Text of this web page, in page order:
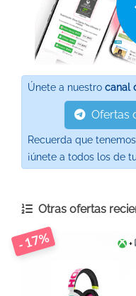
Únete a nuestro canal
Ofertas
Recuerda que
¡únete a todos los de
Otras ofertas
- 17% +